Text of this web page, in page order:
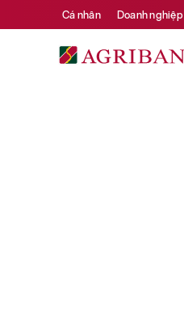
Cá nhân Doanh nghiệp